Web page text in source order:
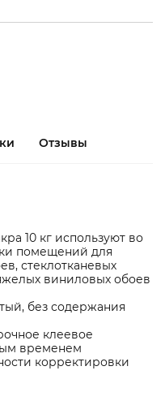
Отзывы
10 кг используют во
помещений для
стеклотканевых
виниловых обоев
без содержания
клеевое
временем
корректировки